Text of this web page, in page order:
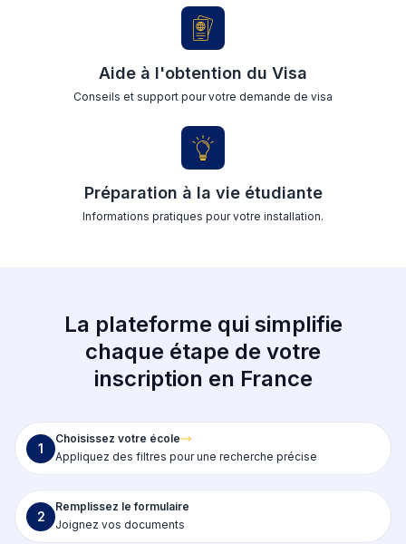
Aide à l'obtention du Visa
Conseils et support pour votre demande de visa
Préparation à la vie étudiante
Informations pratiques pour votre installation.
La plateforme qui simplifie
chaque étape de votre
inscription en France
1
Choisissez votre école
Appliquez des filtres pour une recherche précise
2
Remplissez le formulaire
Joignez vos documents